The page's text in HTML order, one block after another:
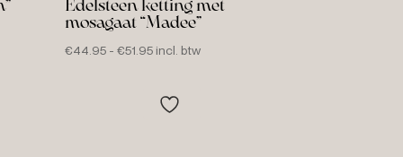
Edelsteen ketting met
mosagaat “Madee”
€44.95 - €51.95Prijsklasse:
tot
incl. btw